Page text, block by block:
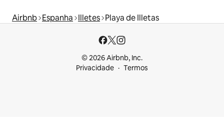
Airbnb Espanha Illetes Playa de Illetas
© 2026 Airbnb, Inc.
Privacidade
Termos